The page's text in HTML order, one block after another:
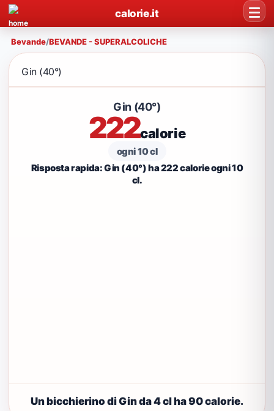
calorie.it
Bevande/BEVANDE - SUPERALCOLICHE
Gin (40°)
Gin (40°)
222calorie
ogni 10 cl
Risposta rapida: Gin (40°) ha 222 calorie ogni 10
cl.
Un bicchierino di Gin da 4 cl ha 90 calorie.